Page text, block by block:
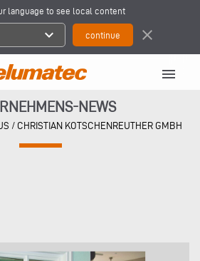
language to see local content
expand_more close
menu
NEWS
/ CHRISTIAN KOTSCHENREUTHER GMBH